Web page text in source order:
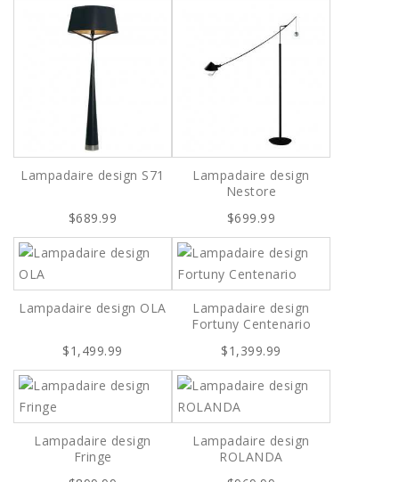
Lampadaire design S71
$689.99
Lampadaire design
Nestore
$699.99
Lampadaire design OLA
$1,499.99
Lampadaire design
Fortuny Centenario
$1,399.99
Lampadaire design
Fringe
Lampadaire design
ROLANDA